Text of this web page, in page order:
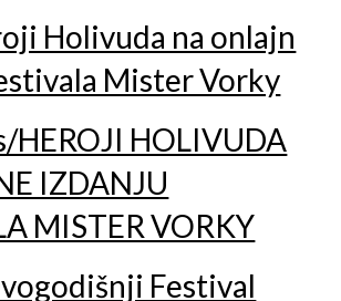
Holivuda na onlajn
Mister Vorky
HEROJI HOLIVUDA
IZDANJU
MISTER VORKY
Festival